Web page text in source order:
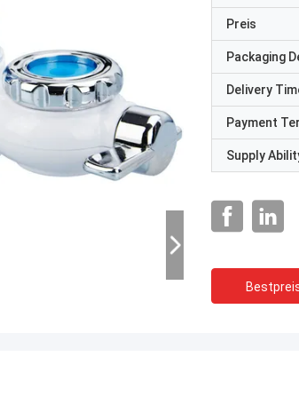
Preis
Packaging
Delivery
Payment
Supply